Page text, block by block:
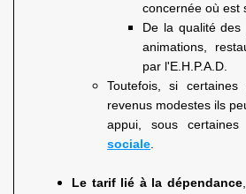
concernée où est
De la qualité des
animations,
par l'E.H.P.A.D.
Toutefois, si
revenus modestes ils
appui, sous
sociale.
Le tarif lié à la dépendance